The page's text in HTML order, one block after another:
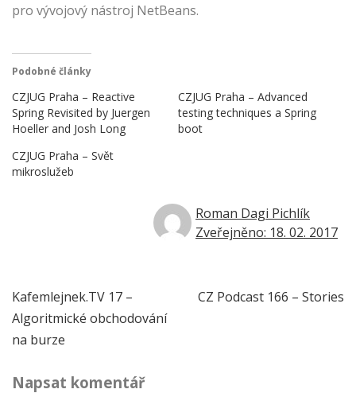
pro vývojový nástroj NetBeans.
Podobné články
CZJUG Praha – Reactive
Spring Revisited by Juergen
Hoeller and Josh Long
CZJUG Praha – Advanced
testing techniques a Spring
boot
CZJUG Praha – Svět
mikroslužeb
Roman Dagi Pichlík
Zveřejněno: 18. 02. 2017
Navigace
pro
Kafemlejnek.TV 17 –
Algoritmické obchodování
na burze
CZ Podcast 166 – Stories
Napsat komentář